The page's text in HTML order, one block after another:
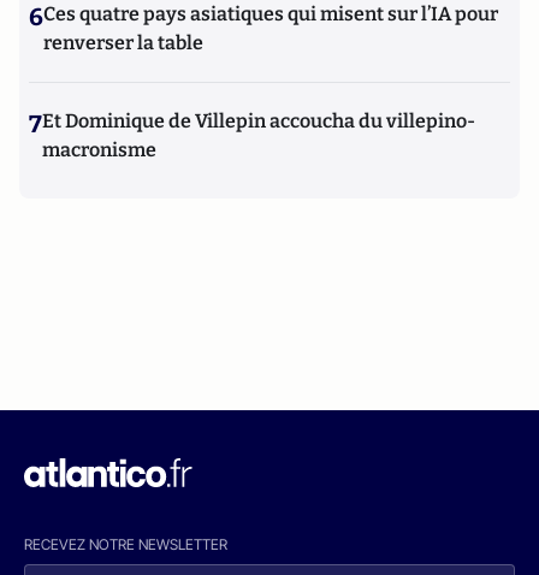
6Ces quatre pays asiatiques qui misent sur l’IA pour
renverser la table
7Et Dominique de Villepin accoucha du villepino-
macronisme
RECEVEZ NOTRE NEWSLETTER